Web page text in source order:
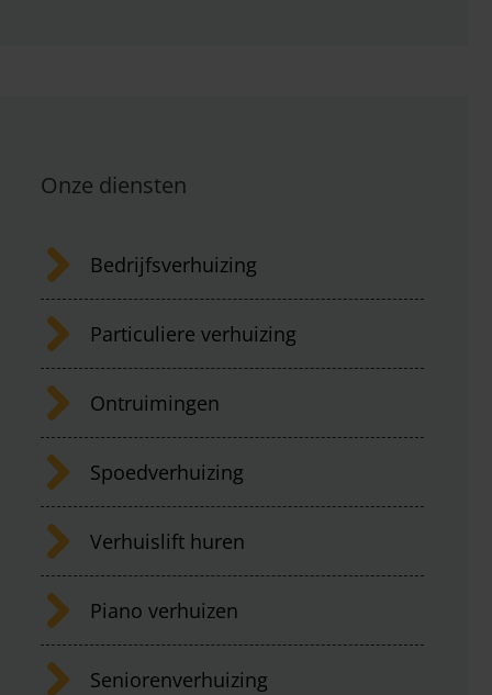
Onze diensten
Bedrijfsverhuizing
Particuliere verhuizing
Ontruimingen
Spoedverhuizing
Verhuislift huren
Piano verhuizen
Seniorenverhuizing